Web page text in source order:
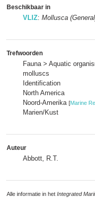
Beschikbaar in
VLIZ: Mollusca
Trefwoorden
Fauna > Aquatic
molluscs
Identification
North America
Noord-Amerika [Marine
Marien/Kust
Auteur
Abbott, R.T.
Alle informatie in het Integrated